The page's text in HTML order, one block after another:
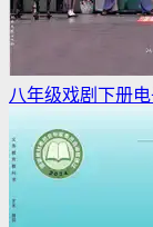
八年级戏剧下册